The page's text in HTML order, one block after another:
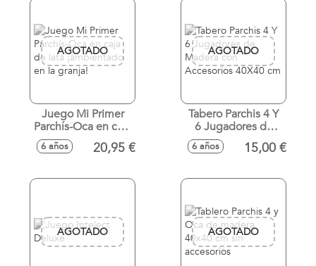
AGOTADO
Juego Mi Primer
Parchís-Oca en caja
de lata
¡ambientado en la
6 años 20,95 €
AGOTADO
Tabero Parchis 4 Y
6 Jugadores de
Madera con
Accesorios 40X40
6 años 15,00 €
AGOTADO AGOTADO